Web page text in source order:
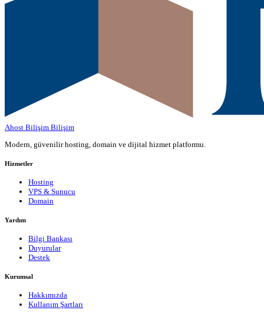
Ahost Bilişim Bilişim
Modern, güvenilir hosting, domain ve dijital hizmet platformu.
Hizmetler
Hosting
VPS & Sunucu
Domain
Yardım
Bilgi Bankası
Duyurular
Destek
Kurumsal
Hakkımızda
Kullanım Şartları